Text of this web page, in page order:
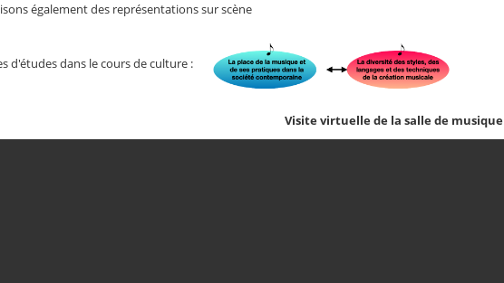
également des représentations sur scène
d'études dans le cours de culture :
Visite virtuelle de la salle de musique